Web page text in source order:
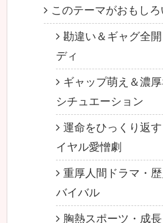
このテーマがおもしろ
勘違い＆ギャグ全
ディ
ギャップ萌え＆濃
シチュエーション
運命をひっくり返
イヤル愛憎劇
重厚人間ドラマ・
バイバル
胸熱スポーツ・成